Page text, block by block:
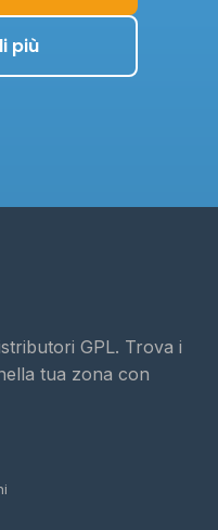
più
GPL. Trova i
tua zona con